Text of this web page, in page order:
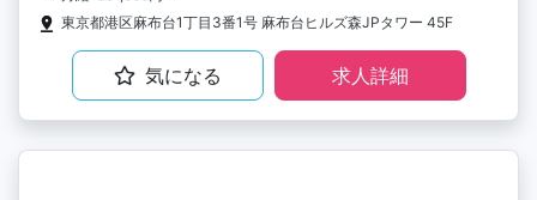
東京都港区麻布台1丁目3番1号 麻布台ヒルズ森JPタワー 45F
気になる 求人詳細